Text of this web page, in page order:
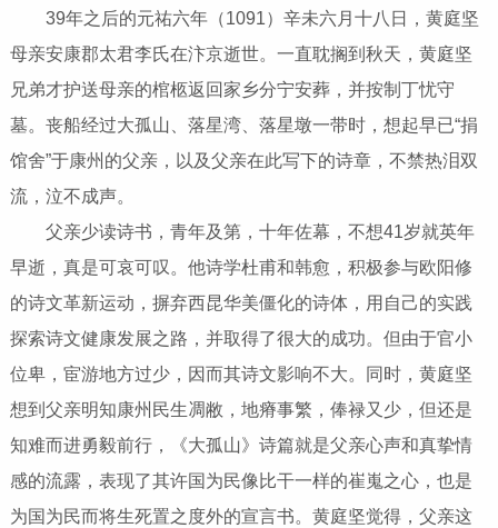
39年之后的元祐六年（1091）辛未六月十八日，黄庭坚
母亲安康郡太君李氏在汴京逝世。一直耽搁到秋天，黄庭坚
兄弟才护送母亲的棺柩返回家乡分宁安葬，并按制丁忧守
墓。丧船经过大孤山、落星湾、落星墩一带时，想起早已“捐
馆舍”于康州的父亲，以及父亲在此写下的诗章，不禁热泪双
流，泣不成声。
父亲少读诗书，青年及第，十年佐幕，不想41岁就英年
早逝，真是可哀可叹。他诗学杜甫和韩愈，积极参与欧阳修
的诗文革新运动，摒弃西昆华美僵化的诗体，用自己的实践
探索诗文健康发展之路，并取得了很大的成功。但由于官小
位卑，宦游地方过少，因而其诗文影响不大。同时，黄庭坚
想到父亲明知康州民生凋敝，地瘠事繁，俸禄又少，但还是
知难而进勇毅前行，《大孤山》诗篇就是父亲心声和真挚情
感的流露，表现了其许国为民像比干一样的崔嵬之心，也是
为国为民而将生死置之度外的宣言书。黄庭坚觉得，父亲这